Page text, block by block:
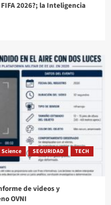
2026?; la Inteligencia
Science SEGURIDAD
TECH
de videos y
OVNI